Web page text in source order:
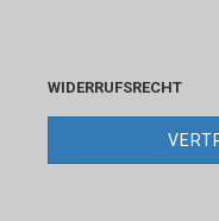
WIDERRUFSRECHT